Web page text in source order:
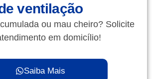
ventilação
ou mau cheiro? Solicite
em domicílio!
Saiba Mais